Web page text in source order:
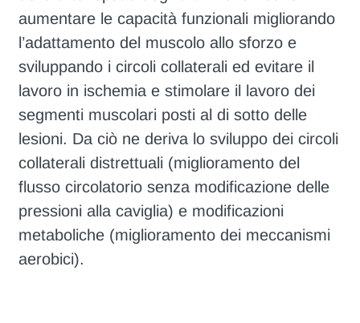
aumentare le capacità funzionali migliorando
l’adattamento del muscolo allo sforzo e
sviluppando i circoli collaterali ed evitare il
lavoro in ischemia e stimolare il lavoro dei
segmenti muscolari posti al di sotto delle
lesioni. Da ciò ne deriva lo sviluppo dei circoli
collaterali distrettuali (miglioramento del
flusso circolatorio senza modificazione delle
pressioni alla caviglia) e modificazioni
metaboliche (miglioramento dei meccanismi
aerobici).